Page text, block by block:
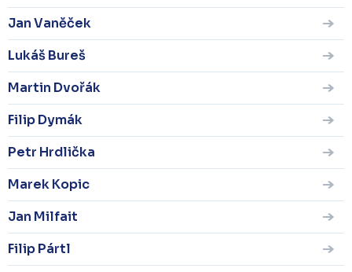
Jan Vaněček
Lukáš Bureš
Martin Dvořák
Filip Dymák
Petr Hrdlička
Marek Kopic
Jan Milfait
Filip Pártl